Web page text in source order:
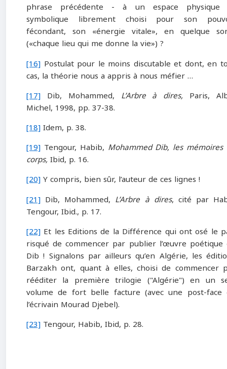
phrase précédente ‑ à un espace physique
symbolique librement choisi pour son
fécondant, son «énergie vitale», en quelque
(«chaque lieu qui me donne la vie») ?
[16] Postulat pour le moins discutable et dont, en
cas, la théorie nous a appris à nous méfier …
[17] Dib, Mohammed, L’Arbre à dires, Paris,
Michel, 1998, pp. 37-38.
[18]Idem, p. 38.
[19] Tengour, Habib, Mohammed Dib, les mémoires
corps,Ibid, p. 16.
[20]Y compris, bien sûr, l’auteur de ces lignes !
[21] Dib, Mohammed, L’Arbre à dires, cité par
Tengour, Ibid., p. 17.
[22] Et les Editions de la Différence qui ont osé le
risqué de commencer par publier l’œuvre poétique
Dib ! Signalons par ailleurs qu’en Algérie, les
Barzakh ont, quant à elles, choisi de commencer
rééditer la première trilogie ("Algérie") en un
volume de fort belle facture (avec une post-face
l’écrivain Mourad Djebel).
[23] Tengour, Habib, Ibid, p. 28.